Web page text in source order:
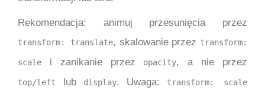
Rekomendacja: animuj przesunięcia przez
transform: translate, skalowanie przez transform:
scale i zanikanie przez opacity, a nie przez
top/left lub display. Uwaga: transform: scale